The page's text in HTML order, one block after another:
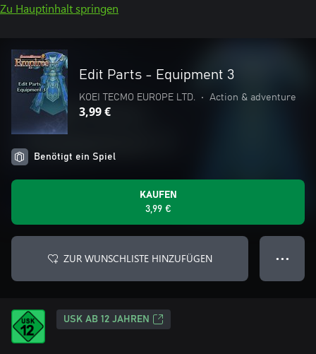
Zu Hauptinhalt springen
Edit Parts - Equipment 3
KOEI TECMO EUROPE LTD. • Action & adventure
3,99 €
Benötigt ein Spiel
KAUFEN
3,99 €
ZUR WUNSCHLISTE HINZUFÜGEN ● ● ●
USK AB 12 JAHREN